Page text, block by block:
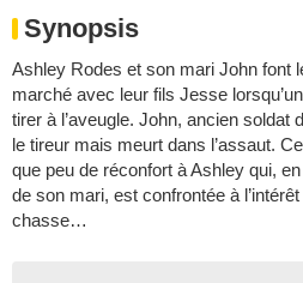
Synopsis
Ash­ley Rodes et son mari John
mar­ché avec leur fils Jesse
tirer à l’aveugle. John, ancien sol­dat
le tireur mais meurt dans l’assaut.
que peu de récon­fort à Ash­ley qui,
de son mari, est confron­tée à
chasse…